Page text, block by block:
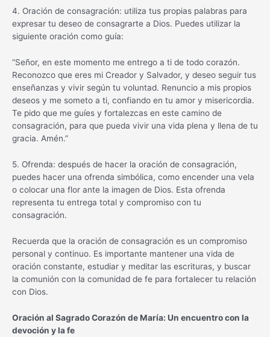
4. Oración de consagración: utiliza tus propias palabras para
expresar tu deseo de consagrarte a Dios. Puedes utilizar la
siguiente oración como guía:
“Señor, en este momento me entrego a ti de todo corazón.
Reconozco que eres mi Creador y Salvador, y deseo seguir tus
enseñanzas y vivir según tu voluntad. Renuncio a mis propios
deseos y me someto a ti, confiando en tu amor y misericordia.
Te pido que me guíes y fortalezcas en este camino de
consagración, para que pueda vivir una vida plena y llena de tu
gracia. Amén.”
5. Ofrenda: después de hacer la oración de consagración,
puedes hacer una ofrenda simbólica, como encender una vela
o colocar una flor ante la imagen de Dios. Esta ofrenda
representa tu entrega total y compromiso con tu
consagración.
Recuerda que la oración de consagración es un compromiso
personal y continuo. Es importante mantener una vida de
oración constante, estudiar y meditar las escrituras, y buscar
la comunión con la comunidad de fe para fortalecer tu relación
con Dios.
Oración al Sagrado Corazón de María: Un encuentro con la
devoción y la fe